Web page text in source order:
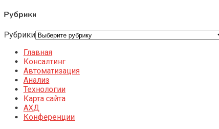
Рубрики
Рубрики
Главная
Консалтинг
Автоматизация
Анализ
Технологии
Карта сайта
АХД
Конференции